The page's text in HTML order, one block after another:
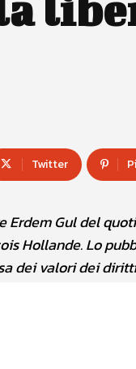
Twitter
Erdem Gul del
Hollande. Lo
dei valori dei